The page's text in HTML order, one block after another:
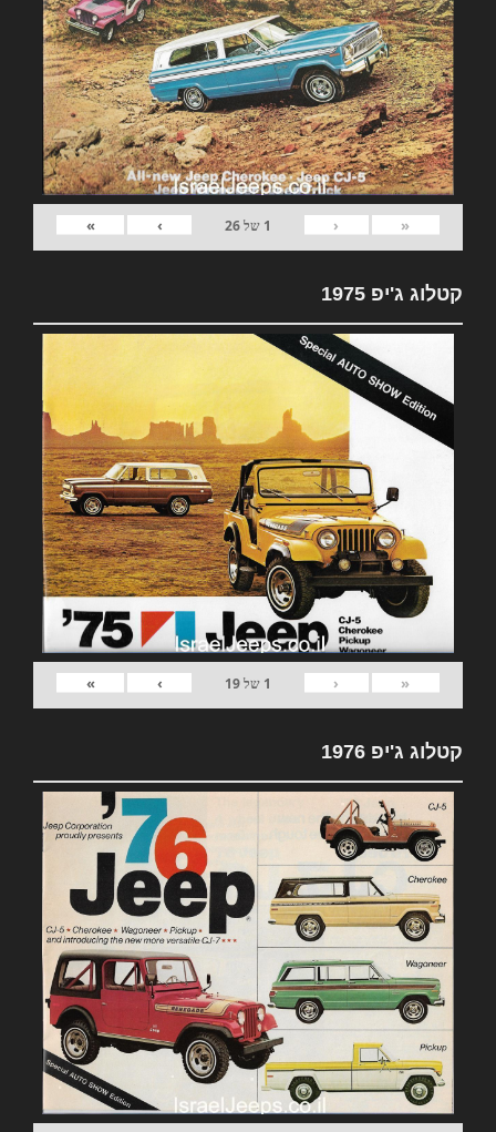
«
‹
1 של26
›
»
קטלוג ג'יפ 1975
«
‹
1 של19
›
»
קטלוג ג'יפ 1976